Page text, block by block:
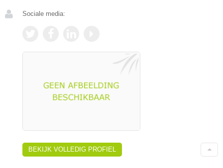
Sociale media:
BEKIJK VOLLEDIG PROFIEL